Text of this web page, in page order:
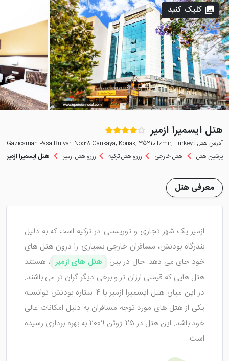
هتل ایسمیرا ازمیر
آدرس هتل : Gaziosman Pasa Bulvari No:28 Cankaya, Konak, 35210 Izmir, Turkey
پرشین هتل
هتل خارجی رزرو هتل ترکیه رزرو هتل ازمیر هتل ایسمیرا ازمیر
کلیک کنید
معرفی هتل
ازمیر یک شهر تجاری و توریستی در ترکیه است که به دلیل
بندرگاه بودنش، مسافران خارجی بسیاری را درون هتل های
خود جای می دهد. حال در بین
هتل های ازمیر ، هستند
هتل هایی که قیمتی ارزان تر و برخی دیگر گران تر می باشند.
در این میان هتل ایسمیرا ازمیر با 4 ستاره بودنش توانسته
یکی از هتل های مورد توجه مسافران به دلیل امکانات عالی
خود باشد. این هتل در 25 ژوئن 2009 به بهره برداری رسیده
است.